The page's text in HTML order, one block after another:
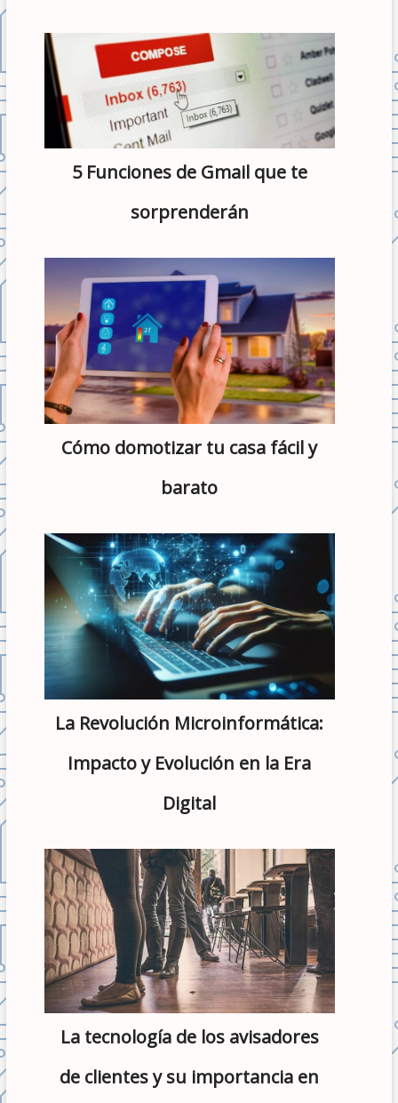
5 Funciones de Gmail que te
sorprenderán
Cómo domotizar tu casa fácil y
barato
La Revolución Microinformática:
Impacto y Evolución en la Era
Digital
La tecnología de los avisadores
de clientes y su importancia en